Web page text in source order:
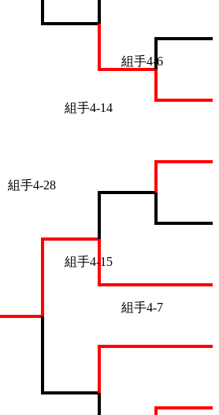
組手4-28
組手4-14
組手4-15
組手4-6
組手4-7